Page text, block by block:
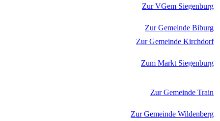
Zur VGem Siegenburg
Zur Gemeinde Biburg
Zur Gemeinde Kirchdorf
Zum Markt Siegenburg
Zur Gemeinde Train
Zur Gemeinde Wildenberg